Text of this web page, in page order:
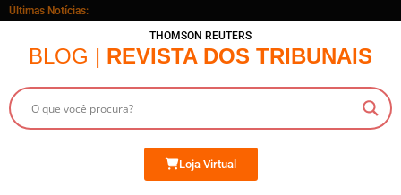
Últimas Notícias:
THOMSON REUTERS
BLOG | REVISTA DOS TRIBUNAIS
Loja Virtual